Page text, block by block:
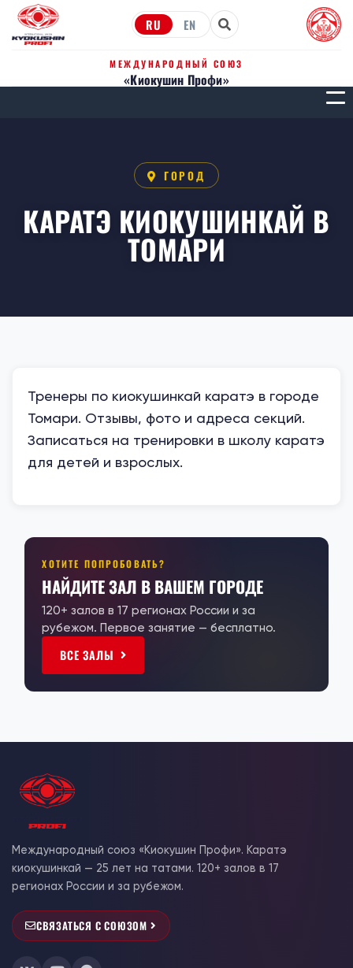
RU EN
МЕЖДУНАРОДНЫЙ СОЮЗ
«Киокушин Профи»
ГОРОД
КАРАТЭ КИОКУШИНКАЙ В
ТОМАРИ
Тренеры по киокушинкай каратэ в городе
Томари. Отзывы, фото и адреса секций.
Записаться на тренировки в школу каратэ
для детей и взрослых.
ХОТИТЕ ПОПРОБОВАТЬ?
НАЙДИТЕ ЗАЛ В ВАШЕМ ГОРОДЕ
120+ залов в 17 регионах России и за
рубежом. Первое занятие — бесплатно.
ВСЕ ЗАЛЫ
Международный союз «Киокушин Профи». Каратэ
киокушинкай — 25 лет на татами. 120+ залов в 17
регионах России и за рубежом.
СВЯЗАТЬСЯ С СОЮЗОМ